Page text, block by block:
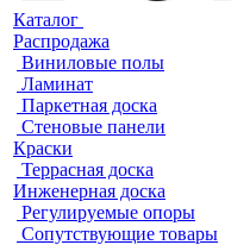
Каталог
Распродажа
Виниловые полы
Ламинат
Паркетная доска
Стеновые панели
Краски
Террасная доска
Инженерная доска
Регулируемые опоры
Сопутствующие товары